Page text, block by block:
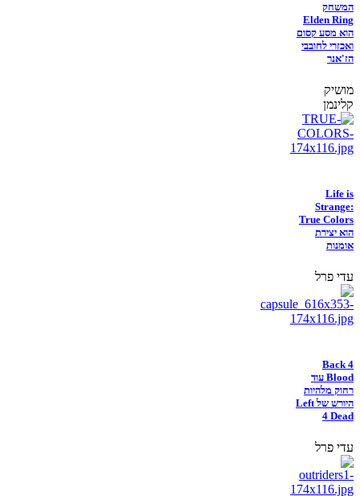
המשחק
Elden Ring
הוא מסע קסום
ואכזרי לחובבי
הז'אנר
מושיק
קלינמן
Life is
Strange:
True Colors
הוא יצירת
אומנות
עדי פרל
Back 4
Blood עוד
רחוק מלהיות
היורש של Left
4 Dead
עדי פרל